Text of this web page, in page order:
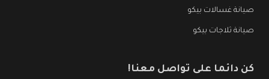
صيانة غسالات بيكو
صيانة ثلاجات بيكو
كن دائما على تواصل معنا!